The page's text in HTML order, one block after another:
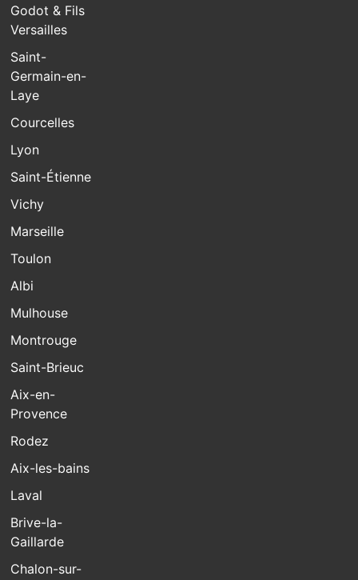
Godot & Fils
Versailles
Saint-
Germain-en-
Laye
Courcelles
Lyon
Saint-Étienne
Vichy
Marseille
Toulon
Albi
Mulhouse
Montrouge
Saint-Brieuc
Aix-en-
Provence
Rodez
Aix-les-bains
Laval
Brive-la-
Gaillarde
Chalon-sur-